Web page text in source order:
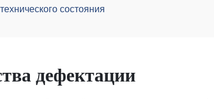
состояния
дефектации